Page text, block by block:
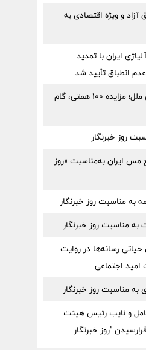
آزاد و ویژه اقتصادی به
ایران با تمدید
چرخش بزرگ در مؤسسه اعتباری ملل؛ مزایده ۱۰۰ همتی، گام
روز خبرنگار
مس ایران به‌مناسبت «روز
به مناسبت روز خبرنگار
به مناسبت روز خبرنگار
رسانه‌ها در روایت
اجتماعی
مناسبت روز خبرنگار
و نایب رئیس هیئت
"روز خبرنگار